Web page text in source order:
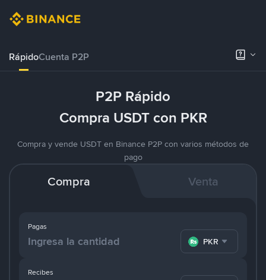
RápidoCuenta P2P
P2P Rápido
Compra USDT con PKR
Compra y vende USDT en Binance P2P con varios métodos de
pago
Compra Venta
Pagas
PKR
Recibes